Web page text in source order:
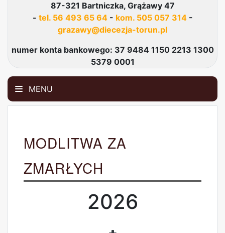
87-321 Bartniczka, Grążawy 47
- tel. 56 493 65 64- kom. 505 057 314-
grazawy@diecezja-torun.pl
numer konta bankowego: 37 9484 1150 2213 1300
5379 0001
MENU
MODLITWA ZA
ZMARŁYCH
2026